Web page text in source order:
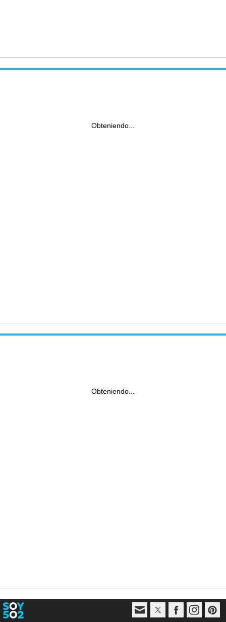
Obteniendo...
Obteniendo...